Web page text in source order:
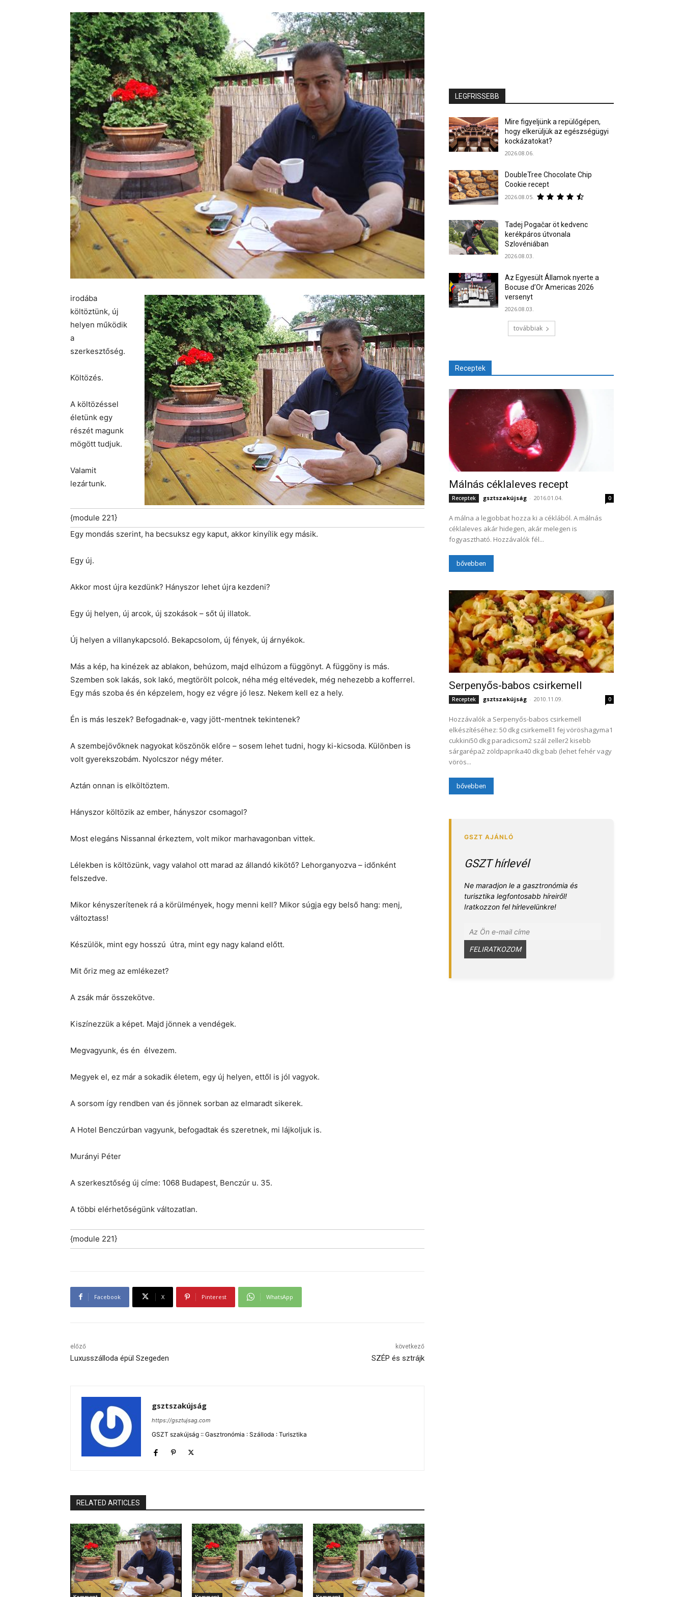
irodába
költöztünk, új
helyen működik
a
szerkesztőség.
Költözés.
A költözéssel
életünk egy
részét magunk
mögött tudjuk.
Valamit
lezártunk.
{module 221}
Egy mondás szerint, ha becsuksz egy kaput, akkor kinyílik egy másik.
Egy új.
Akkor most újra kezdünk? Hányszor lehet újra kezdeni?
Egy új helyen, új arcok, új szokások – sőt új illatok.
Új helyen a villanykapcsoló. Bekapcsolom, új fények, új árnyékok.
Más a kép, ha kinézek az ablakon, behúzom, majd elhúzom a függönyt. A függöny is más.
Szemben sok lakás, sok lakó, megtörölt polcok, néha még eltévedek, még nehezebb a kofferrel.
Egy más szoba és én képzelem, hogy ez végre jó lesz. Nekem kell ez a hely.
Én is más leszek? Befogadnak-e, vagy jött-mentnek tekintenek?
A szembejövőknek nagyokat köszönök előre – sosem lehet tudni, hogy ki-kicsoda. Különben is
volt gyerekszobám. Nyolcszor négy méter.
Aztán onnan is elköltöztem.
Hányszor költözik az ember, hányszor csomagol?
Most elegáns Nissannal érkeztem, volt mikor marhavagonban vittek.
Lélekben is költözünk, vagy valahol ott marad az állandó kikötő? Lehorganyozva – időnként
felszedve.
Mikor kényszerítenek rá a körülmények, hogy menni kell? Mikor súgja egy belső hang: menj,
változtass!
Készülök, mint egy hosszú útra, mint egy nagy kaland előtt.
Mit őriz meg az emlékezet?
A zsák már összekötve.
Kiszínezzük a képet. Majd jönnek a vendégek.
Megvagyunk, és én élvezem.
Megyek el, ez már a sokadik életem, egy új helyen, ettől is jól vagyok.
A sorsom így rendben van és jönnek sorban az elmaradt sikerek.
A Hotel Benczúrban vagyunk, befogadtak és szeretnek, mi lájkoljuk is.
Murányi Péter
A szerkesztőség új címe: 1068 Budapest, Benczúr u. 35.
A többi elérhetőségünk változatlan.
{module 221}
Facebook X Pinterest WhatsApp
előző
Luxusszálloda épül Szegeden
következő
SZÉP és sztrájk
gsztszakújság
https://gsztujsag.com
GSZT szakújság :: Gasztronómia : Szálloda : Turisztika
RELATED ARTICLES
LEGFRISSEBB
Mire figyeljünk a repülőgépen,
hogy elkerüljük az egészségügyi
kockázatokat?
2026.08.06.
DoubleTree Chocolate Chip
Cookie recept
2026.08.05.
Tadej Pogačar öt kedvenc
kerékpáros útvonala
Szlovéniában
2026.08.03.
Az Egyesült Államok nyerte a
Bocuse d’Or Americas 2026
versenyt
2026.08.03.
továbbiak
Receptek
Málnás céklaleves recept
Receptek gsztszakújság - 2016.01.04. 0
A málna a legjobbat hozza ki a céklából. A málnás
céklaleves akár hidegen, akár melegen is
fogyasztható. Hozzávalók fél...
bővebben
Serpenyős-babos csirkemell
Receptek gsztszakújság - 2010.11.09. 0
Hozzávalók a Serpenyős-babos csirkemell
elkészítéséhez: 50 dkg csirkemell1 fej vöröshagyma1
cukkini50 dkg paradicsom2 szál zeller2 kisebb
sárgarépa2 zöldpaprika40 dkg bab (lehet fehér vagy
vörös...
bővebben
GSZT hírlevél
Ne maradjon le a gasztronómia és
turisztika legfontosabb híreiről!
Iratkozzon fel hírlevelünkre!